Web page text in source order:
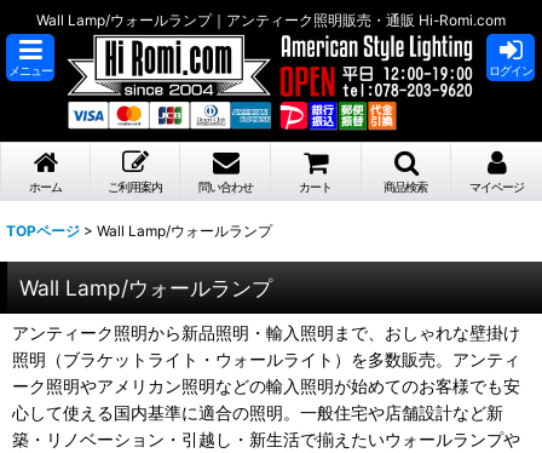
Wall Lamp/ウォールランプ｜アンティーク照明販売・通販 Hi-Romi.com
メニュー ログイン
ホーム ご利用案内 問い合わせ カート 商品検索 マイページ
TOPページ > Wall Lamp/ウォールランプ
Wall Lamp/ウォールランプ
アンティーク照明から新品照明・輸入照明まで、おしゃれな壁掛け
照明（ブラケットライト・ウォールライト）を多数販売。アンティ
ーク照明やアメリカン照明などの輸入照明が始めてのお客様でも安
心して使える国内基準に適合の照明。一般住宅や店舗設計など新
築・リノベーション・引越し・新生活で揃えたいウォールランプや